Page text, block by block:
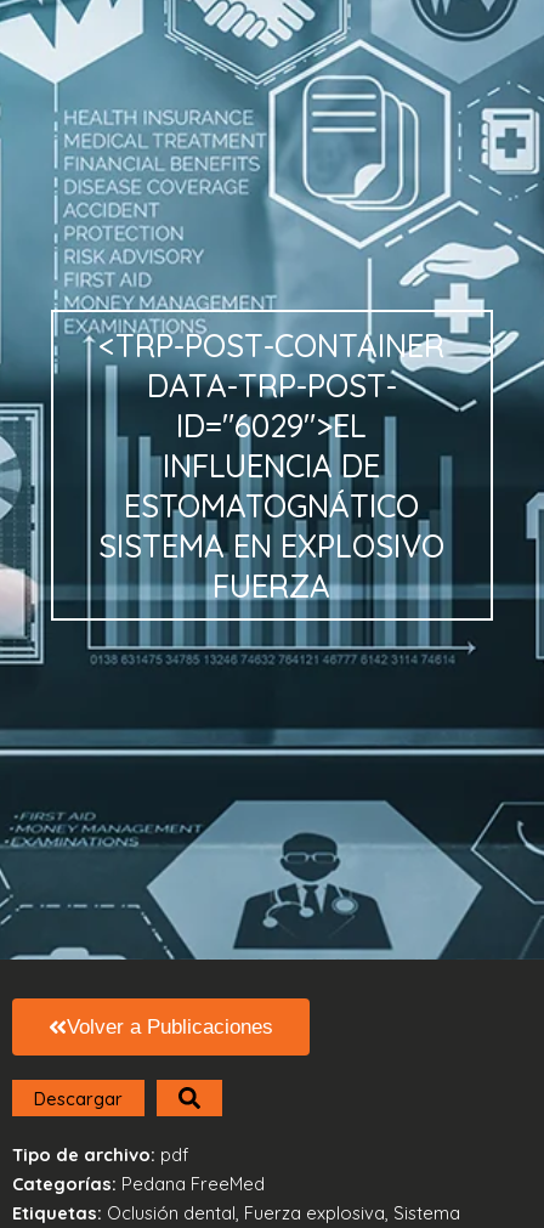
<TRP-POST-CONTAINER
DATA-TRP-POST-
ID="6029">EL
INFLUENCIA DE
ESTOMATOGNÁTICO
SISTEMA EN EXPLOSIVO
FUERZA
Volver a Publicaciones
Descargar
Tipo de archivo: pdf
Categorías: Pedana FreeMed
Etiquetas: Oclusión dental, Fuerza explosiva, Sistema